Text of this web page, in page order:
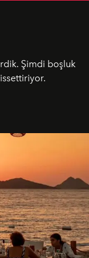
Şimdi boşluk